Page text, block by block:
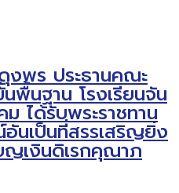
พร ประธานคณะ
พื้นฐาน โรงเรียนจัน
ได้รับพระราชทาน
นเป็นที่สรรเสริญยิ่ง
เงินดิเรกคุณาภ